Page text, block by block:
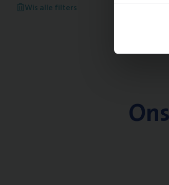
Wis alle filters